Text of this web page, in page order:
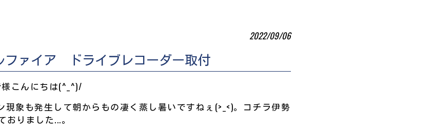
2022/09/06
ファイア ドライブレコーダー取付
こんにちは(^_^)/
現象も発生して朝からもの凄く蒸し暑いですねぇ(>_<)。コチラ伊勢
りました...。